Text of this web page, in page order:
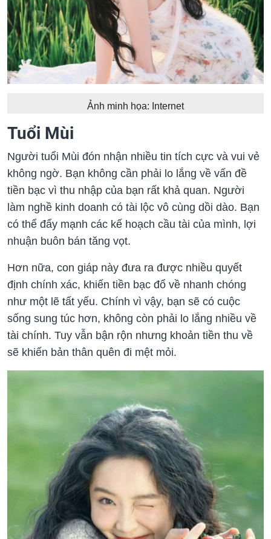
Ảnh minh họa: Internet
Tuổi Mùi
Người tuổi Mùi đón nhận nhiều tin tích cực và vui vẻ
không ngờ. Bạn không cần phải lo lắng về vấn đề
tiền bạc vì thu nhập của bạn rất khả quan. Người
làm nghề kinh doanh có tài lộc vô cùng dồi dào. Bạn
có thể đẩy mạnh các kế hoạch cầu tài của mình, lợi
nhuận buôn bán tăng vọt.
Hơn nữa, con giáp này đưa ra được nhiều quyết
định chính xác, khiến tiền bạc đổ về nhanh chóng
như một lẽ tất yếu. Chính vì vậy, bạn sẽ có cuộc
sống sung túc hơn, không còn phải lo lắng nhiều về
tài chính. Tuy vẫn bận rộn nhưng khoản tiền thu về
sẽ khiến bản thân quên đi mệt mỏi.